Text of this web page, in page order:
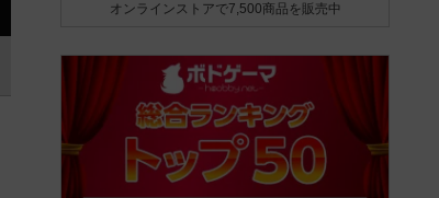
オンラインストアで7,500商品を販売中